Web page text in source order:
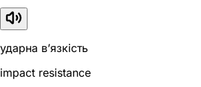
ударна в’язкість
impact resistance